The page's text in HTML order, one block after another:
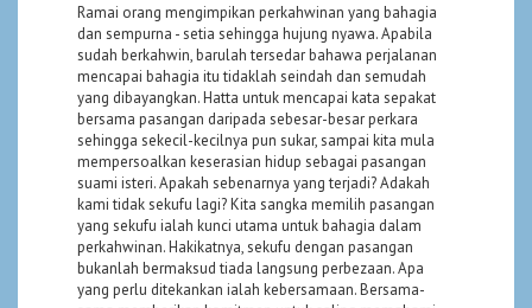
Ramai orang mengimpikan perkahwinan yang bahagia
dan sempurna - setia sehingga hujung nyawa. Apabila
sudah berkahwin, barulah tersedar bahawa perjalanan
mencapai bahagia itu tidaklah seindah dan semudah
yang dibayangkan. Hatta untuk mencapai kata sepakat
bersama pasangan daripada sebesar-besar perkara
sehingga sekecil-kecilnya pun sukar, sampai kita mula
mempersoalkan keserasian hidup sebagai pasangan
suami isteri. Apakah sebenarnya yang terjadi? Adakah
kami tidak sekufu lagi? Kita sangka memilih pasangan
yang sekufu ialah kunci utama untuk bahagia dalam
perkahwinan. Hakikatnya, sekufu dengan pasangan
bukanlah bermaksud tiada langsung perbezaan. Apa
yang perlu ditekankan ialah kebersamaan. Bersama-